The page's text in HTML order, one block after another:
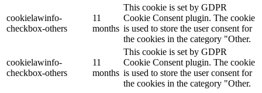
cookielawinfo-
checkbox-others
11
months
This cookie is set by GDPR
Cookie Consent plugin. The cookie
is used to store the user consent for
the cookies in the category "Other.
cookielawinfo-
checkbox-others
11
months
This cookie is set by GDPR
Cookie Consent plugin. The cookie
is used to store the user consent for
the cookies in the category "Other.